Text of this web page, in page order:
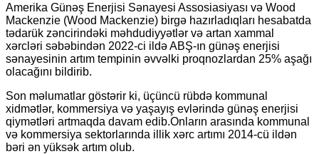
Amerika Günəş Enerjisi Sənayesi Assosiasiyası və Wood
Mackenzie (Wood Mackenzie) birgə hazırladıqları hesabatda
tədarük zəncirindəki məhdudiyyətlər və artan xammal
xərcləri səbəbindən 2022-ci ildə ABŞ-ın günəş enerjisi
sənayesinin artım tempinin əvvəlki proqnozlardan 25% aşağı
olacağını bildirib.
Son məlumatlar göstərir ki, üçüncü rübdə kommunal
xidmətlər, kommersiya və yaşayış evlərində günəş enerjisi
qiymətləri artmaqda davam edib.Onların arasında kommunal
və kommersiya sektorlarında illik xərc artımı 2014-cü ildən
bəri ən yüksək artım olub.